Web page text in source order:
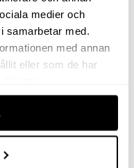
medier och
samarbetar med.
med annan
eller som de har